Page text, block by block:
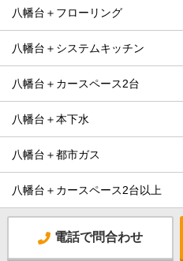
八幡台＋フローリング
八幡台＋システムキッチン
八幡台＋カースペース2台
八幡台＋本下水
八幡台＋都市ガス
八幡台＋カースペース2台以上
電話で問合わせ